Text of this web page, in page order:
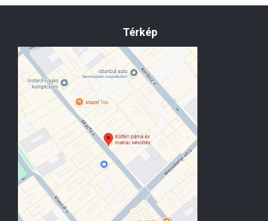
Térkép